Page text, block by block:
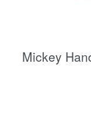
Mickey